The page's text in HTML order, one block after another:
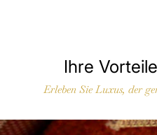
Ihre
Erleben Sie Luxus, der